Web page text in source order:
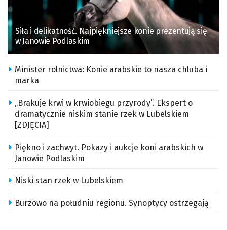
Siła i delikatność. Najpiękniejsze konie prezentują się
w Janowie Podlaskim
Minister rolnictwa: Konie arabskie to nasza chluba i
marka
„Brakuje krwi w krwiobiegu przyrody”. Ekspert o
dramatycznie niskim stanie rzek w Lubelskiem
[ZDJĘCIA]
Piękno i zachwyt. Pokazy i aukcje koni arabskich w
Janowie Podlaskim
Niski stan rzek w Lubelskiem
Burzowo na południu regionu. Synoptycy ostrzegają